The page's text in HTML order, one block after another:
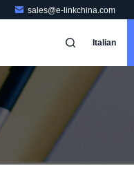
sales@e-linkchina.com
Italian